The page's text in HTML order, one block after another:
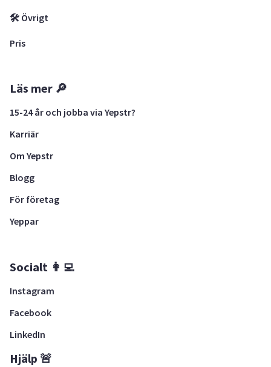
🛠 Övrigt
Pris
Läs mer 🔎
15-24 år och jobba via Yepstr?
Karriär
Om Yepstr
Blogg
För företag
Yeppar
Socialt 👩‍💻
Instagram
Facebook
LinkedIn
Hjälp 🚨